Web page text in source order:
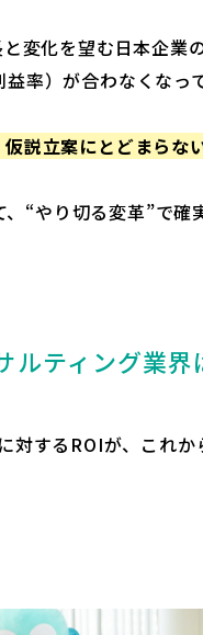
変化を望む日本企業
率）が合わなくなっ
説立案にとどまらな
“やり切る変革”で確
ルティング業界
するROIが、これ